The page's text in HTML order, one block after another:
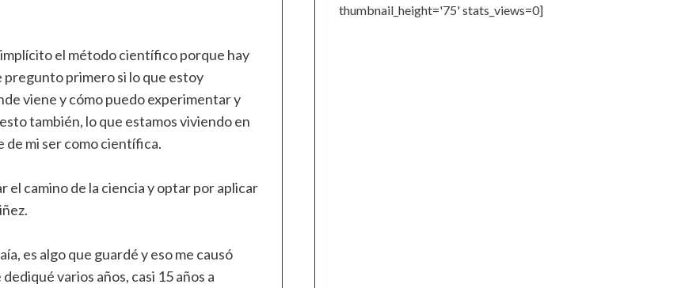
el método científico porque hay
primero si lo que estoy
viene y cómo puedo experimentar y
también, lo que estamos viviendo en
mi ser como científica.
el camino de la ciencia y optar por aplicar
es algo que guardé y eso me causó
varios años, casi 15 años a
thumbnail_height='75' stats_views=0]